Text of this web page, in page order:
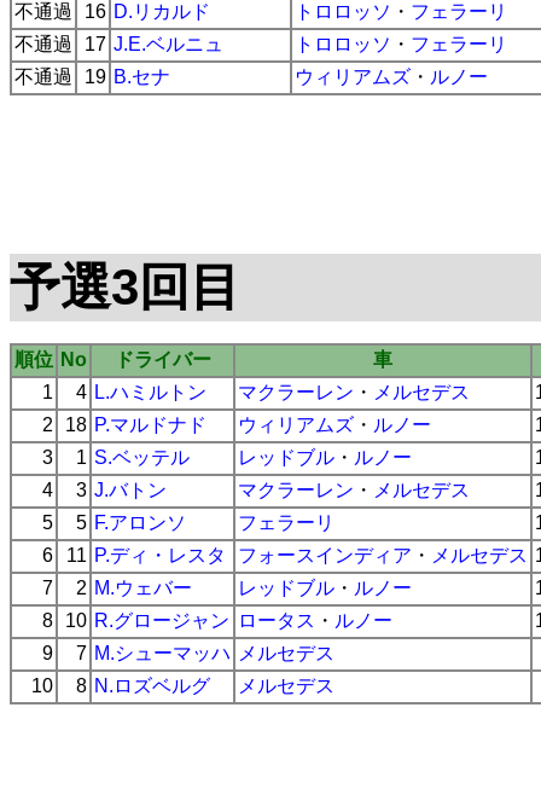
不通過
16 D.リカルド トロロッソ ・ フェラーリ
不通過
17 J.E.ベルニュ トロロッソ ・ フェラーリ
不通過
19 B.セナ ウィリアムズ ・ ルノー
予選3回目
順位 No ドライバー
車
1
4 L.ハミルトン マクラーレン ・ メルセデス
2
18 P.マルドナド ウィリアムズ ・ ルノー
3
1 S.ベッテル レッドブル ・ ルノー
4
3 J.バトン マクラーレン ・ メルセデス
5
5 F.アロンソ フェラーリ
6
11 P.ディ・レスタ フォースインディア ・ メルセデス
7
2 M.ウェバー レッドブル ・ ルノー
8
10 R.グロージャン ロータス ・ ルノー
9
7 M.シューマッハ
メルセデス
10
8 N.ロズベルグ メルセデス